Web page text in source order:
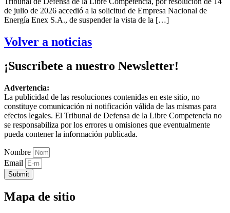
de julio de 2026 accedió a la solicitud de Empresa Nacional de
Energía Enex S.A., de suspender la vista de la […]
Volver a noticias
¡Suscríbete a nuestro Newsletter!
Advertencia:
La publicidad de las resoluciones contenidas en este sitio, no
constituye comunicación ni notificación válida de las mismas para
efectos legales. El Tribunal de Defensa de la Libre Competencia no
se responsabiliza por los errores u omisiones que eventualmente
pueda contener la información publicada.
Nombre
Email
Submit
Mapa de sitio